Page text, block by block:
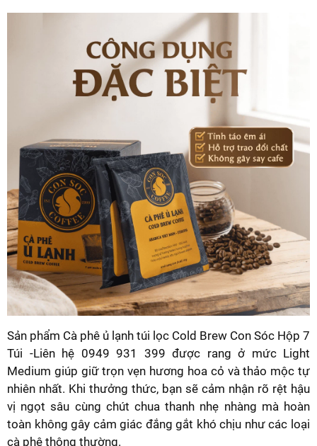
Sản phẩm Cà phê ủ lạnh túi lọc Cold Brew Con Sóc Hộp 7
Túi -Liên hệ 0949 931 399 được rang ở mức Light
Medium giúp giữ trọn vẹn hương hoa cỏ và thảo mộc tự
nhiên nhất. Khi thưởng thức, bạn sẽ cảm nhận rõ rệt hậu
vị ngọt sâu cùng chút chua thanh nhẹ nhàng mà hoàn
toàn không gây cảm giác đắng gắt khó chịu như các loại
cà phê thông thường.